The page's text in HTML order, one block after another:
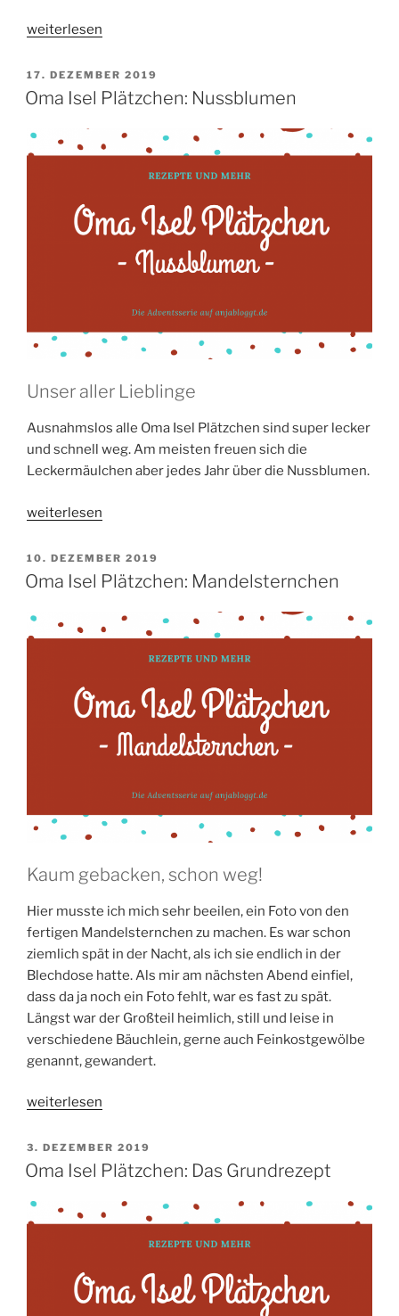
„Oma
Plätzchen:
Pfeffernüsse“
weiterlesen
VERÖFFENTLICHT
AM
17. DEZEMBER 2019
Oma Isel Plätzchen: Nussblumen
Unser aller Lieblinge
Ausnahmslos alle Oma Isel Plätzchen sind super lecker
und schnell weg. Am meisten freuen sich die
Leckermäulchen aber jedes Jahr über die Nussblumen.
„Oma
Plätzchen:
Nussblumen“
weiterlesen
VERÖFFENTLICHT
AM
10. DEZEMBER 2019
Oma Isel Plätzchen: Mandelsternchen
Kaum gebacken, schon weg!
Hier musste ich mich sehr beeilen, ein Foto von den
fertigen Mandelsternchen zu machen. Es war schon
ziemlich spät in der Nacht, als ich sie endlich in der
Blechdose hatte. Als mir am nächsten Abend einfiel,
dass da ja noch ein Foto fehlt, war es fast zu spät.
Längst war der Großteil heimlich, still und leise in
verschiedene Bäuchlein, gerne auch Feinkostgewölbe
genannt, gewandert.
„Oma
Plätzchen:
Mandelsternchen“
weiterlesen
VERÖFFENTLICHT
AM
3. DEZEMBER 2019
Oma Isel Plätzchen: Das Grundrezept